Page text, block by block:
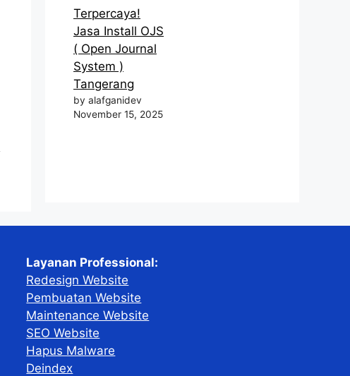
Terpercaya!
Jasa Install OJS
( Open Journal
System )
Tangerang
by alafganidev
November 15, 2025
Layanan Professional:
Redesign Website
Pembuatan Website
Maintenance Website
SEO Website
Hapus Malware
Deindex